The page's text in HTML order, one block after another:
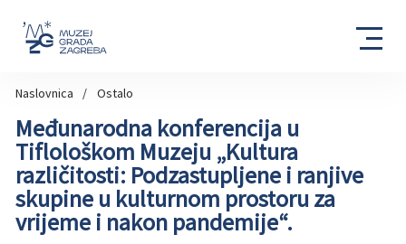
Naslovnica Ostalo
Međunarodna konferencija u
Tiflološkom Muzeju „Kultura
različitosti: Podzastupljene i ranjive
skupine u kulturnom prostoru za
vrijeme i nakon pandemije“.